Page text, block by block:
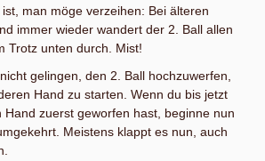
man möge verzeihen: Bei älteren
immer wieder wandert der 2. Ball allen
Trotz unten durch. Mist!
gelingen, den 2. Ball hochzuwerfen,
Hand zu starten. Wenn du bis jetzt
Hand zuerst geworfen hast, beginne nun
Meistens klappt es nun, auch